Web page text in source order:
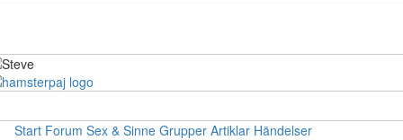
Start Forum Sex & Sinne Grupper Artiklar Händelser